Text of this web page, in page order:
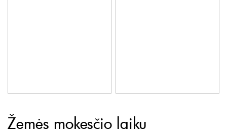
Žemės mokesčio laiku